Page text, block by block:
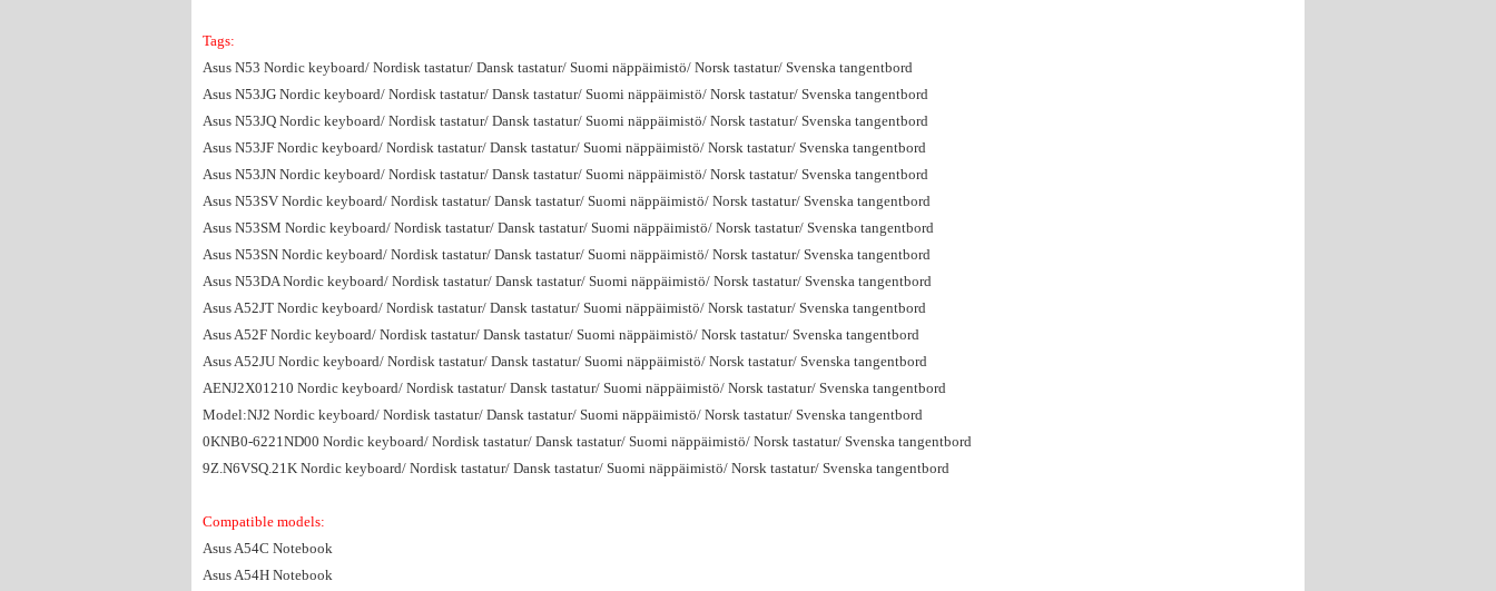
Tags:
Asus N53 Nordic keyboard/ Nordisk tastatur/ Dansk tastatur/ Suomi näppäimistö/ Norsk tastatur/ Svenska tangentbord
Asus N53JG Nordic keyboard/ Nordisk tastatur/ Dansk tastatur/ Suomi näppäimistö/ Norsk tastatur/ Svenska tangentbord
Asus N53JQ Nordic keyboard/ Nordisk tastatur/ Dansk tastatur/ Suomi näppäimistö/ Norsk tastatur/ Svenska tangentbord
Asus N53JF Nordic keyboard/ Nordisk tastatur/ Dansk tastatur/ Suomi näppäimistö/ Norsk tastatur/ Svenska tangentbord
Asus N53JN Nordic keyboard/ Nordisk tastatur/ Dansk tastatur/ Suomi näppäimistö/ Norsk tastatur/ Svenska tangentbord
Asus N53SV Nordic keyboard/ Nordisk tastatur/ Dansk tastatur/ Suomi näppäimistö/ Norsk tastatur/ Svenska tangentbord
Asus N53SM Nordic keyboard/ Nordisk tastatur/ Dansk tastatur/ Suomi näppäimistö/ Norsk tastatur/ Svenska tangentbord
Asus N53SN Nordic keyboard/ Nordisk tastatur/ Dansk tastatur/ Suomi näppäimistö/ Norsk tastatur/ Svenska tangentbord
Asus N53DA Nordic keyboard/ Nordisk tastatur/ Dansk tastatur/ Suomi näppäimistö/ Norsk tastatur/ Svenska tangentbord
Asus A52JT Nordic keyboard/ Nordisk tastatur/ Dansk tastatur/ Suomi näppäimistö/ Norsk tastatur/ Svenska tangentbord
Asus A52F Nordic keyboard/ Nordisk tastatur/ Dansk tastatur/ Suomi näppäimistö/ Norsk tastatur/ Svenska tangentbord
Asus A52JU Nordic keyboard/ Nordisk tastatur/ Dansk tastatur/ Suomi näppäimistö/ Norsk tastatur/ Svenska tangentbord
AENJ2X01210 Nordic keyboard/ Nordisk tastatur/ Dansk tastatur/ Suomi näppäimistö/ Norsk tastatur/ Svenska tangentbord
Model:NJ2 Nordic keyboard/ Nordisk tastatur/ Dansk tastatur/ Suomi näppäimistö/ Norsk tastatur/ Svenska tangentbord
0KNB0-6221ND00 Nordic keyboard/ Nordisk tastatur/ Dansk tastatur/ Suomi näppäimistö/ Norsk tastatur/ Svenska tangentbord
9Z.N6VSQ.21K Nordic keyboard/ Nordisk tastatur/ Dansk tastatur/ Suomi näppäimistö/ Norsk tastatur/ Svenska tangentbord
Compatible models:
Asus A54C Notebook
Asus A54H Notebook